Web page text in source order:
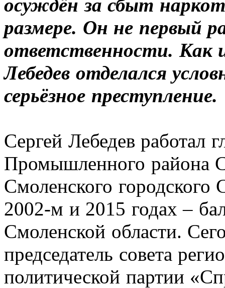
осуждён за сбыт
размере. Он не первый
ответственности. Как
Лебедев отделался
серьёзное преступление.
Сергей Лебедев работал
Промышленного района
Смоленского
2002-м и 2015 годах –
Смоленской области.
председатель совета
политической партии